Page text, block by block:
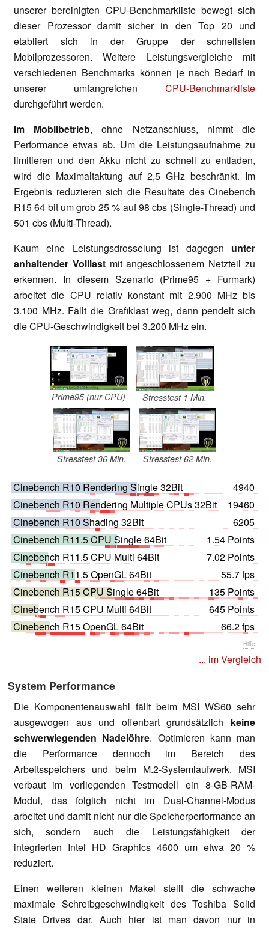
unserer bereinigten CPU-Benchmarkliste bewegt sich
dieser Prozessor damit sicher in den Top 20 und
etabliert sich in der Gruppe der schnellsten
Mobilprozessoren. Weitere Leistungsvergleiche mit
verschiedenen Benchmarks können je nach Bedarf in
unserer umfangreichen CPU-Benchmarkliste
durchgeführt werden.
Im Mobilbetrieb, ohne Netzanschluss, nimmt die
Performance etwas ab. Um die Leistungsaufnahme zu
limitieren und den Akku nicht zu schnell zu entladen,
wird die Maximaltaktung auf 2,5 GHz beschränkt. Im
Ergebnis reduzieren sich die Resultate des Cinebench
R15 64 bit um grob 25 % auf 98 cbs (Single-Thread) und
501 cbs (Multi-Thread).
Kaum eine Leistungsdrosselung ist dagegen unter
anhaltender Volllastmit angeschlossenem Netzteil zu
erkennen. In diesem Szenario (Prime95 + Furmark)
arbeitet die CPU relativ konstant mit 2.900 MHz bis
3.100 MHz. Fällt die Grafiklast weg, dann pendelt sich
die CPU-Geschwindigkeit bei 3.200 MHz ein.
Prime95 (nur CPU) Stresstest 1 Min.
Stresstest 36 Min. Stresstest 62 Min.
Cinebench R10 Rendering Single 32Bit
4940
Cinebench R10 Rendering Multiple CPUs 32Bit
19460
Cinebench R10 Shading 32Bit
6205
Cinebench R11.5 CPU Single 64Bit
1.54 Points
Cinebench R11.5 CPU Multi 64Bit
7.02 Points
Cinebench R11.5 OpenGL 64Bit
55.7 fps
Cinebench R15 CPU Single 64Bit
135 Points
Cinebench R15 CPU Multi 64Bit
645 Points
Cinebench R15 OpenGL 64Bit
66.2 fps
Hilfe
... im Vergleich
System Performance
Die Komponentenauswahl fällt beim MSI WS60 sehr
ausgewogen aus und offenbart grundsätzlich keine
schwerwiegenden Nadelöhre. Optimieren kann man
die Performance dennoch im Bereich des
Arbeitsspeichers und beim M.2-Systemlaufwerk. MSI
verbaut im vorliegenden Testmodell ein 8-GB-RAM-
Modul, das folglich nicht im Dual-Channel-Modus
arbeitet und damit nicht nur die Speicherperformance an
sich, sondern auch die Leistungsfähigkeit der
integrierten Intel HD Graphics 4600 um etwa 20 %
reduziert.
Einen weiteren kleinen Makel stellt die schwache
maximale Schreibgeschwindigkeit des Toshiba Solid
State Drives dar. Auch hier ist man davon nur in